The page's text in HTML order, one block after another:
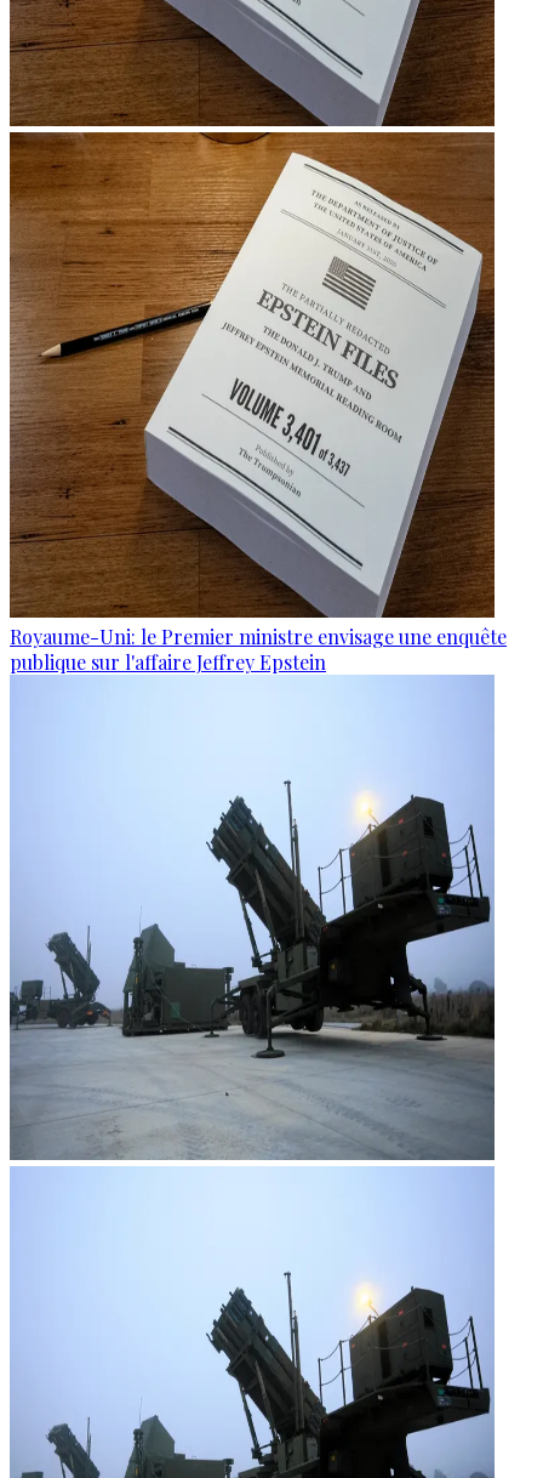
Royaume-Uni: le Premier ministre envisage une enquête
publique sur l'affaire Jeffrey Epstein